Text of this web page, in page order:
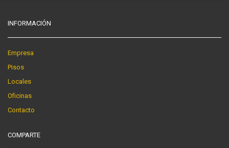
INFORMACIÓN
Empresa
Pisos
Locales
Oficinas
Contacto
COMPARTE